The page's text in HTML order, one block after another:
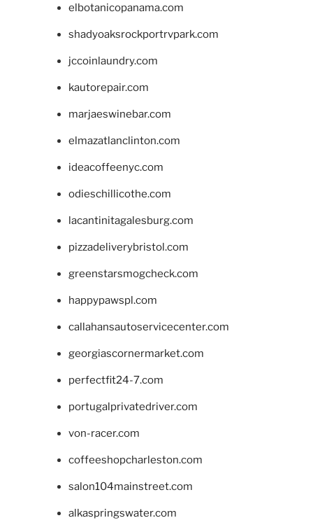
elbotanicopanama.com
shadyoaksrockportrvpark.com
jccoinlaundry.com
kautorepair.com
marjaeswinebar.com
elmazatlanclinton.com
ideacoffeenyc.com
odieschillicothe.com
lacantinitagalesburg.com
pizzadeliverybristol.com
greenstarsmogcheck.com
happypawspl.com
callahansautoservicecenter.com
georgiascornermarket.com
perfectfit24-7.com
portugalprivatedriver.com
von-racer.com
coffeeshopcharleston.com
salon104mainstreet.com
alkaspringswater.com